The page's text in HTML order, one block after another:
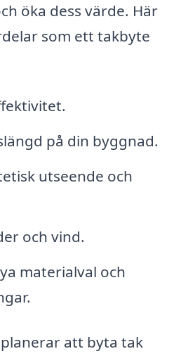
öka dess värde. Här
som ett takbyte
på din byggnad.
utseende och
och vind.
materialval och
att byta tak